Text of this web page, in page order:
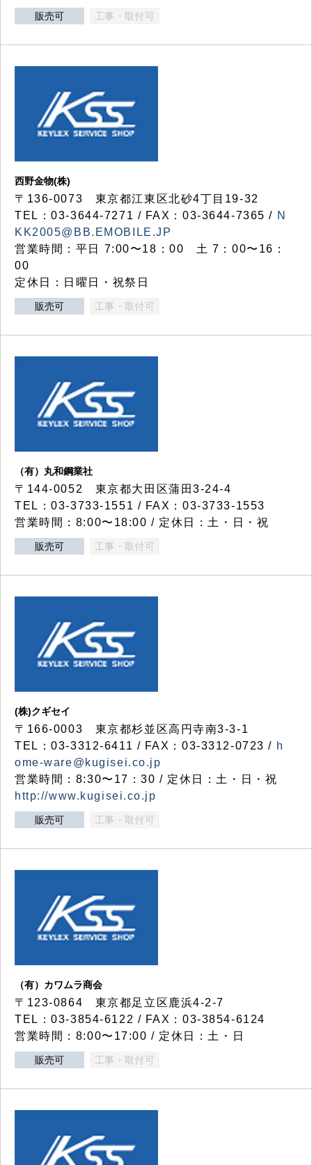
販売可 工事・取付可
西野金物(株)
〒136-0073 東京都江東区北砂4丁目19-32
TEL：03‐3644‐7271 / FAX：03-3644-7365 / N
KK2005@BB.EMOBILE.JP
営業時間：平日 7:00〜18：00 土 7：00〜16：
00
定休日：日曜日・祝祭日
販売可 工事・取付可
（有）丸和鋼業社
〒144-0052 東京都大田区蒲田3-24-4
TEL：03-3733-1551 / FAX：03-3733-1553
営業時間：8:00〜18:00 / 定休日：土・日・祝
販売可 工事・取付可
(株)クギセイ
〒166-0003 東京都杉並区高円寺南3-3-1
TEL：03-3312-6411 / FAX：03-3312-0723 / h
ome-ware@kugisei.co.jp
営業時間：8:30〜17：30 / 定休日：土・日・祝
http://www.kugisei.co.jp
販売可 工事・取付可
（有）カワムラ商会
〒123-0864 東京都足立区鹿浜4-2-7
TEL：03-3854-6122 / FAX：03-3854-6124
営業時間：8:00〜17:00 / 定休日：土・日
販売可 工事・取付可